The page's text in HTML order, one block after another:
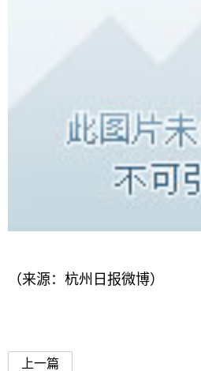
（来源：杭州日报微博）
上一篇